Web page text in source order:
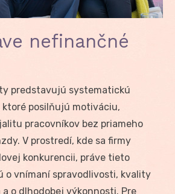
nefinančné
predstavujú systematickú
posilňujú motiváciu,
pracovníkov bez priameho
V prostredí, kde sa firmy
konkurencii, práve tieto
o vnímaní spravodlivosti, kvality
o dlhodobej výkonnosti. Pre